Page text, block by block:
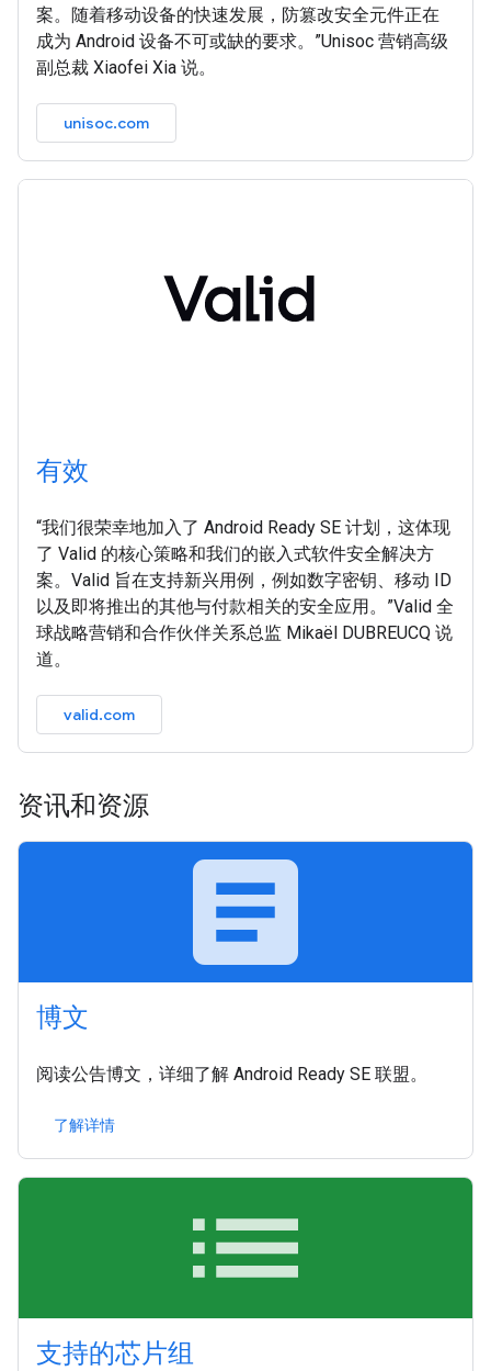
案。随着移动设备的快速发展，防篡改安全元件正在
成为 Android 设备不可或缺的要求。”Unisoc 营销高级
副总裁 Xiaofei Xia 说。
unisoc.com
有效
“我们很荣幸地加入了 Android Ready SE 计划，这体现
了 Valid 的核心策略和我们的嵌入式软件安全解决方
案。Valid 旨在支持新兴用例，例如数字密钥、移动 ID
以及即将推出的其他与付款相关的安全应用。”Valid 全
球战略营销和合作伙伴关系总监 Mikaël DUBREUCQ 说
道。
valid.com
资讯和资源
article
博文
阅读公告博文，详细了解 Android Ready SE 联盟。
了解详情
list
支持的芯片组